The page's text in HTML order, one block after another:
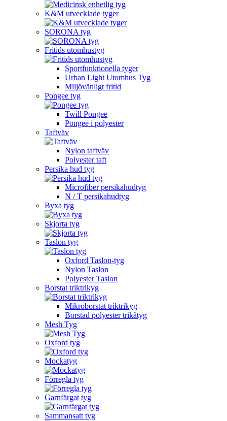
K&M utvecklade tyger
SORONA tyg
Fritids utomhustyg
Sportfunktionella tyger
Urban Light Utomhus Tyg
Miljövänligt fritid
Pongee tyg
Twill Pongee
Pongee i polyester
Taftväv
Nylon taftväv
Polyester taft
Persika hud tyg
Microfiber persikahudtyg
N / T persikahudtyg
Byxa tyg
Skjorta tyg
Taslon tyg
Oxford Taslon-tyg
Nylon Taslon
Polyester Taslon
Borstat triktrikyg
Mikroborstat triktrikyg
Borstad polyester trikåtyg
Mesh Tyg
Oxford tyg
Mockatyg
Förregla tyg
Garnfärgat tyg
Sammansatt tyg